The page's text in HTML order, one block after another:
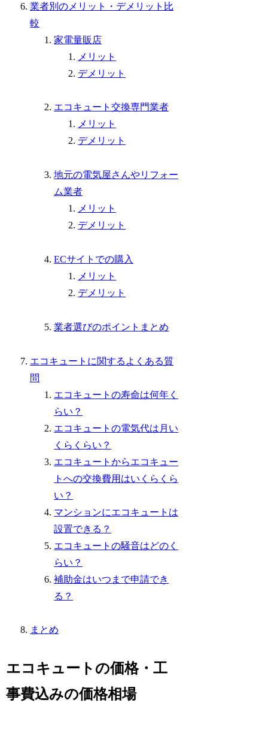
業者別のメリット・デメリット比
較
家電量販店
メリット
デメリット
エコキュート交換専門業者
メリット
デメリット
地元の電気屋さんやリフォー
ム業者
メリット
デメリット
ECサイトでの購入
メリット
デメリット
業者選びのポイントまとめ
エコキュートに関するよくある質
問
エコキュートの寿命は何年く
らい？
エコキュートの電気代は月い
くらくらい？
エコキュートからエコキュー
トへの交換費用はいくらくら
い？
マンションにエコキュートは
設置できる？
エコキュートの騒音はどのく
らい？
補助金はいつまで申請でき
る？
まとめ
エコキュートの価格・工
事費込みの価格相場